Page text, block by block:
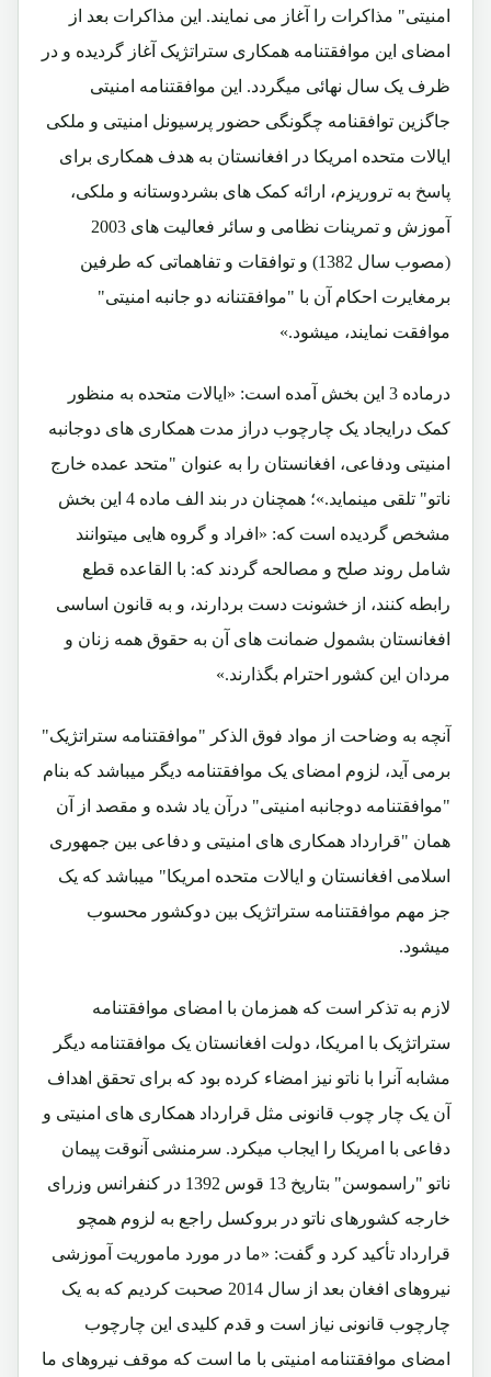
امنیتی" مذاکرات را آغاز می نمایند. این مذاکرات بعد از
امضای این موافقتنامه همکاری ستراتژیک آغاز گردیده و در
ظرف یک سال نهائی میگردد. این موافقتنامه امنیتی
جاگزین توافقنامه چگونگی حضور پرسیونل امنیتی و ملکی
ایالات متحده امریکا در افغانستان به هدف همکاری برای
پاسخ به تروریزم، ارائه کمک های بشردوستانه و ملکی،
آموزش و تمرینات نظامی و سائر فعالیت های 2003
(مصوب سال 1382) و توافقات و تفاهماتی که طرفین
برمغایرت احکام آن با "موافقتنانه دو جانبه امنیتی"
موافقت نمایند، میشود.»
درماده 3 این بخش آمده است: «ایالات متحده به منظور
کمک درایجاد یک چارچوب دراز مدت همکاری های دوجانبه
امنیتی ودفاعی، افغانستان را به عنوان "متحد عمده خارج
ناتو" تلقی مینماید.»؛ همچنان در بند الف ماده 4 این بخش
مشخص گردیده است که: «افراد و گروه هایی میتوانند
شامل روند صلح و مصالحه گردند که: با القاعده قطع
رابطه کنند، از خشونت دست بردارند، و به قانون اساسی
افغانستان بشمول ضمانت های آن به حقوق همه زنان و
مردان این کشور احترام بگذارند.»
آنچه به وضاحت از مواد فوق الذکر "موافقتنامه ستراتژیک"
برمی آید، لزوم امضای یک موافقتنامه دیگر میباشد که بنام
"موافقتنامه دوجانبه امنیتی" درآن یاد شده و مقصد از آن
همان "قرارداد همکاری های امنیتی و دفاعی بین جمهوری
اسلامی افغانستان و ایالات متحده امریکا" میباشد که یک
جز مهم موافقتنامه ستراتژیک بین دوکشور محسوب
میشود.
لازم به تذکر است که همزمان با امضای موافقتنامه
ستراتژیک با امریکا، دولت افغانستان یک موافقتنامه دیگر
مشابه آنرا با ناتو نیز امضاء کرده بود که برای تحقق اهداف
آن یک چار چوب قانونی مثل قرارداد همکاری های امنیتی و
دفاعی با امریکا را ایجاب میکرد. سرمنشی آنوقت پیمان
ناتو "راسموسن" بتاریخ 13 قوس 1392 در کنفرانس وزرای
خارجه کشورهای ناتو در بروکسل راجع به لزوم همچو
قرارداد تأکید کرد و گفت: «ما در مورد ماموریت آموزشی
نیروهای افغان بعد از سال 2014 صحبت کردیم که به یک
چارچوب قانونی نیاز است و قدم کلیدی این چارچوب
امضای موافقتنامه امنیتی با ما است که موقف نیروهای ما